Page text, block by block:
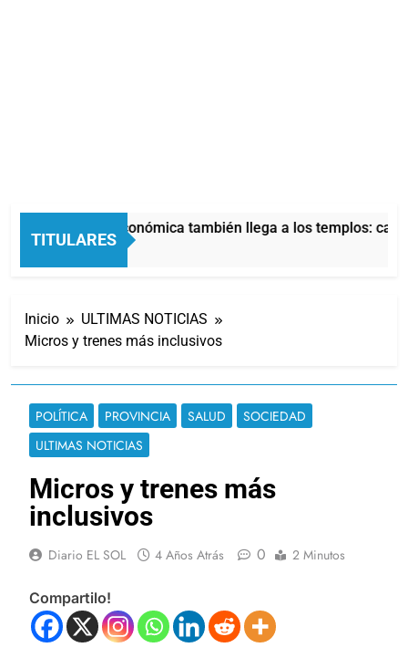
TITULARES
La crisis económica también llega a los templos:
7 Horas Atrás
Inicio
ULTIMAS NOTICIAS
Micros y trenes más inclusivos
POLÍTICA PROVINCIA SALUD
SOCIEDAD
ULTIMAS NOTICIAS
Micros y trenes más
inclusivos
Diario EL SOL 4 Años Atrás 0 2 Minutos
Compartilo!